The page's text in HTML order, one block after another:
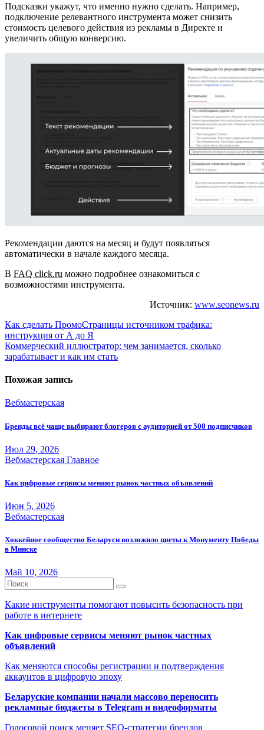
Подсказки укажут, что именно нужно сделать. Например,
подключение релевантного инструмента может снизить
стоимость целевого действия из рекламы в Директе и
увеличить общую конверсию.
Рекомендации даются на месяц и будут появляться
автоматически в начале каждого месяца.
В FAQ click.ru можно подробнее ознакомиться с
возможностями инструмента.
Источник: www.seonews.ru
Навигация
по
записям
Как сделать ПромоСтраницы источником трафика:
инструкция от А до Я
Коммерческий иллюстратор: чем занимается, сколько
зарабатывает и как им стать
Похожая запись
Вебмастерская
Бренды всё чаще выбирают блогеров с аудиторией от 500 подписчиков
Июл 29, 2026
Вебмастерская Главное
Как цифровые сервисы меняют рынок частных объявлений
Июн 5, 2026
Вебмастерская
Хоккейное сообщество Беларуси возложило цветы к Монументу Победы
в Минске
Май 10, 2026
Какие инструменты помогают повысить безопасность при
работе в интернете
Как цифровые сервисы меняют рынок частных
объявлений
Как меняются способы регистрации и подтверждения
аккаунтов в цифровую эпоху
Беларуские компании начали массово переносить
рекламные бюджеты в Telegram и видеоформаты
Голосовой поиск меняет SEO-стратегии брендов